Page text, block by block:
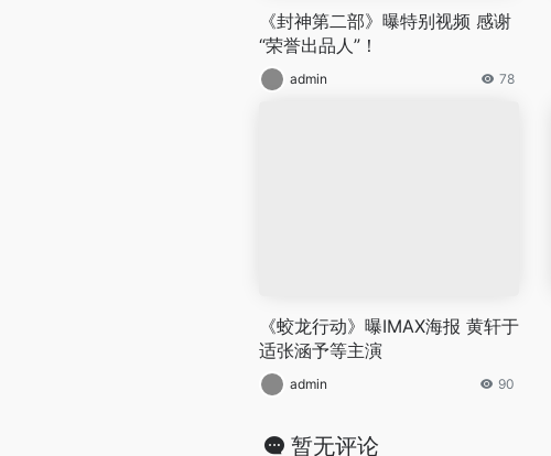
《封神第二部》曝特别视频 感谢
“荣誉出品人”！
admin 78
《蛟龙行动》曝IMAX海报 黄轩于
适张涵予等主演
admin 90
暂无评论